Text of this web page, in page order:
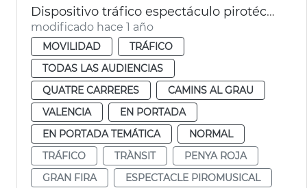
Dispositivo tráfico espectáculo pirotécnico Gran Fira
modificado hace 1 año
MOVILIDAD
TRÁFICO
TODAS LAS AUDIENCIAS
QUATRE CARRERES
CAMINS AL GRAU
VALENCIA
EN PORTADA
EN PORTADA TEMÁTICA
NORMAL
TRÁFICO
TRÀNSIT
PENYA ROJA
GRAN FIRA
ESPECTACLE PIROMUSICAL